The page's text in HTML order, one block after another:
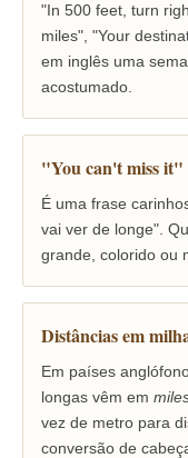
"In 500 feet, turn
miles", "Your
em inglês uma
acostumado.
"You can't miss it"
É uma frase
vai ver de longe".
grande, colorido ou
Distâncias em
Em países
longas vêm em
vez de metro para
conversão de